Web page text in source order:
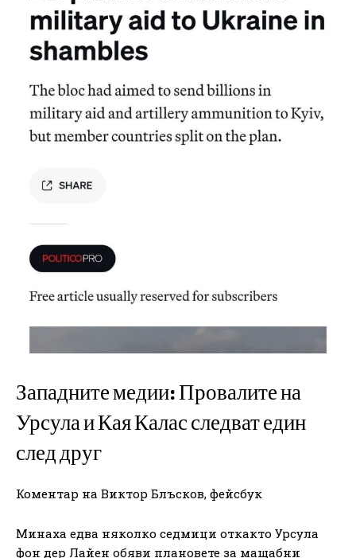
Западните медии: Провалите на
Урсула и Кая Калас следват един
след друг
Коментар на Виктор Блъсков, фейсбук
Минаха едва няколко седмици откакто Урсула
фон дер Лайен обяви плановете за мащабни